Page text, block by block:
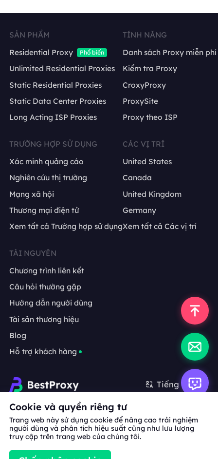
SẢN PHẨM
Residential Proxy
Phổ biến
Unlimited Residential Proxies
Static Residential Proxies
Static Data Center Proxies
Long Acting ISP Proxies
TÍNH NĂNG
Danh sách Proxy miễn phí
Kiểm tra Proxy
CroxyProxy
ProxySite
Proxy theo ISP
TRƯỜNG HỢP SỬ DỤNG
Xác minh quảng cáo
Nghiên cứu thị trường
Mạng xã hội
Thương mại điện tử
Xem tất cả Trường hợp sử dụng
CÁC VỊ TRÍ
United States
Canada
United Kingdom
Germany
Xem tất cả Các vị trí
TÀI NGUYÊN
Chương trình liên kết
Câu hỏi thường gặp
Hướng dẫn người dùng
Tài sản thương hiệu
Blog
Hỗ trợ khách hàng
Tiếng Việt
Hợp tác: michael.wang@bestproxy.com
Về
Cookie và quyền riêng tư
Trang web này sử dụng cookie để nâng cao trải nghiệm
người dùng và phân tích hiệu suất cũng như lưu lượng
truy cập trên trang web của chúng tôi.